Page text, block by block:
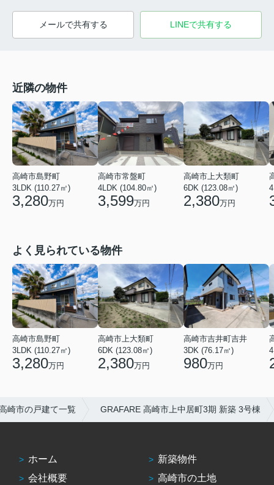
メールで共有する LINEで共有する
近隣の物件
高崎市島野町
3LDK (110.27㎡)
3,280万円
高崎市常盤町
4LDK (104.80㎡)
3,599万円
高崎市上大類町
6DK (123.08㎡)
2,380万円
よく見られている物件
高崎市島野町
3LDK (110.27㎡)
3,280万円
高崎市上大類町
6DK (123.08㎡)
2,380万円
高崎市吉井町吉井
3DK (76.17㎡)
980万円
崎市の戸建て一覧 GRAFARE 高崎市上中居町3期 新築 3号棟
ホーム
会社概要
新築物件
高崎市の土地